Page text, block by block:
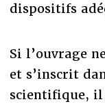
dispositifs
Si l’ouvrage
et s’inscrit
scientifique, il